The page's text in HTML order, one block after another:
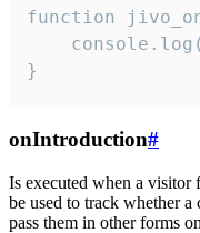
function
}
onIntroduction#
Is executed when a visitor
be used to track whether
pass them in other forms